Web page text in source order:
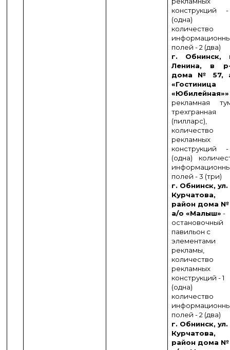
конструкций
(одна)
количество
полей - 2 (два)
г. Обнинск,
Ленина, в
дома № 57,
«Гостиница
«Юбилейная»»
рекламная
трехгранная
(пилларс),
количество
рекламных
конструкций
(одна)
полей - 3 (три)
г. Обнинск, ул.
Курчатова,
район дома №
а/о «Малыш» -
остановочный
павильон с
элементами
рекламы,
количество
рекламных
конструкций - 1
(одна)
количество
полей - 2 (два)
г. Обнинск, ул.
Курчатова,
район дома №